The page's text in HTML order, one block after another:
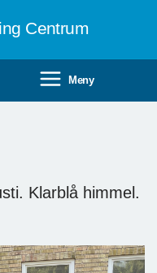
Centrum
Meny
Klarblå himmel.